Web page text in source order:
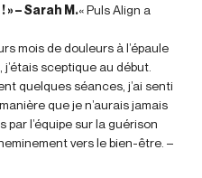
– Sarah M.« Puls Align a
mois de douleurs à l’épaule
sceptique au début.
quelques séances, j’ai senti
que je n’aurais jamais
par l’équipe sur la guérison
vers le bien-être. –